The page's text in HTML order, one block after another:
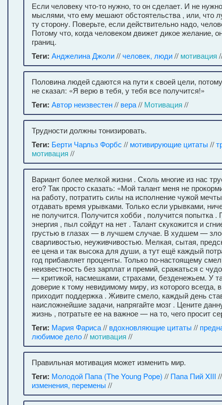
Если человеку что-то нужно, то он сделает. И не
мыслями, что ему мешают обстоятельства , или, что
ту сторону. Поверьте, если действительно надо,
Потому что, когда человеком движет дикое желание,
границ.
Теги: Анджелина Джоли//человек, люди// мотивация
Половина людей сдаются на пути к своей цели,
не сказал: «Я верю в тебя, у тебя все получится!»
Теги: Автор неизвестен// вера// Мотивация //
Трудности должны тонизировать.
Теги: Берти Чарльз Форбс // мотивирующие цитаты //
мотивация //
Вариант более мелкой жизни . Сколь многие из нас
его? Так просто сказать: «Мой талант меня не
на работу, потратить силы на исполнение чужой
отдавать время урывками. Только если урывками,
не получится. Получится хобби , получится попытка
энергия , пыл сойдут на нет . Талант скукожится и
грустью в глазах — в лучшем случае. В худшем —
сварливостью, неуживчивостью. Мелкая, сытая,
ее цена и так высока для души, а тут ещё каждый
год прибавляет проценты. Только по-настоящему
неизвестность без зарплат и премий, сражаться с
— критикой, насмешками, страхами, безденежьем. У
доверие к тому невидимому миру, из которого
приходит поддержка . Живите смело, каждый день
наисложнейшие задачи, напрягайте мозг . Цените
жизнь , потратьте ее на важное — на то, чего просит
Теги: Мария Фариса// вдохновляющие цитаты //
любимое дело// мотивация //
Правильная мотивация может изменить мир.
Теги: Молодой Папа (The Young Pope) // Папа Пий XIII
изменения, перемены //